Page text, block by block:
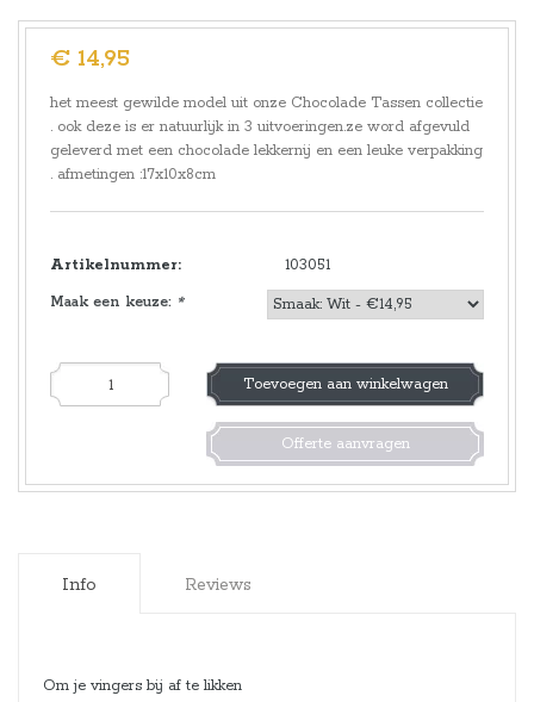
€ 14,95
het meest gewilde model uit onze Chocolade Tassen collectie
. ook deze is er natuurlijk in 3 uitvoeringen.ze word afgevuld
geleverd met een chocolade lekkernij en een leuke verpakking
. afmetingen :17x10x8cm
Artikelnummer: 103051
Maak een keuze: *
Toevoegen aan winkelwagen
Offerte aanvragen
Info Reviews
Om je vingers bij af te likken